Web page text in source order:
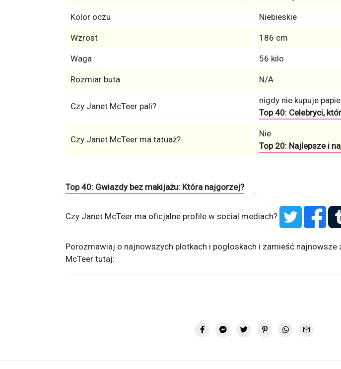
Kolor oczu Niebieskie
Wzrost 186 cm
Waga 56 kilo
Rozmiar buta N/A
Czy Janet McTeer pali?
nigdy nie kupuje
Top 40: Celebryci,
Czy Janet McTeer ma tatuaż?
Nie
Top 20: Najlepsze i
Top 40: Gwiazdy bez makijażu: Która najgorzej?
Czy Janet McTeer ma oficjalne profile w social mediach?
Porozmawiaj o najnowszych plotkach i pogłoskach i zamieść
McTeer tutaj: